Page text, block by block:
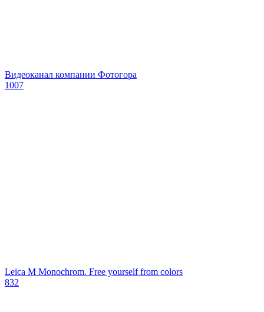
Видеоканал компании Фотогора
1007
Leica M Monochrom. Free yourself from colors
832